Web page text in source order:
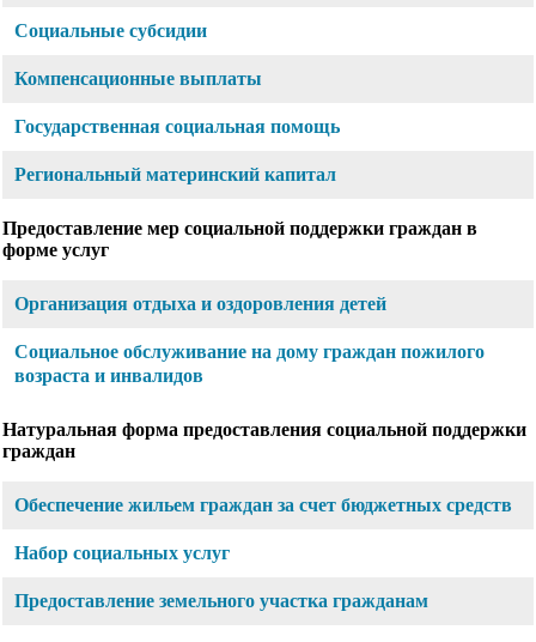
Социальные субсидии
Компенсационные выплаты
Государственная социальная помощь
Региональный материнский капитал
Предоставление мер социальной поддержки граждан в
форме услуг
Организация отдыха и оздоровления детей
Социальное обслуживание на дому граждан пожилого
возраста и инвалидов
Натуральная форма предоставления социальной поддержки
граждан
Обеспечение жильем граждан за счет бюджетных средств
Набор социальных услуг
Предоставление земельного участка гражданам